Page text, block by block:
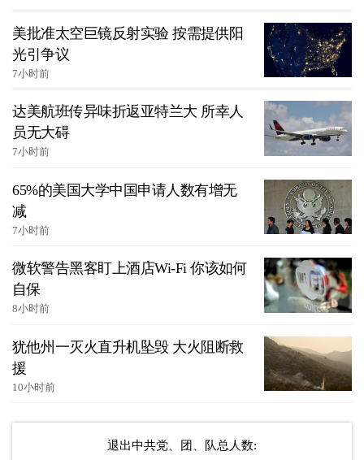
美批准太空巨镜反射实验 按需提供阳
光引争议
7小时前
达美航班传异味折返亚特兰大 所幸人
员无大碍
7小时前
65%的美国大学中国申请人数有增无
减
7小时前
微软警告黑客盯上酒店Wi-Fi 你该如何
自保
8小时前
犹他州一灭火直升机坠毁 大火阻断救
援
10小时前
退出中共党、团、队总人数: